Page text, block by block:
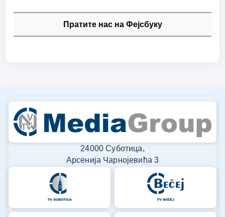
Пратите нас на Фејсбуку
24000 Суботица,
Арсенија Чарнојевића 3